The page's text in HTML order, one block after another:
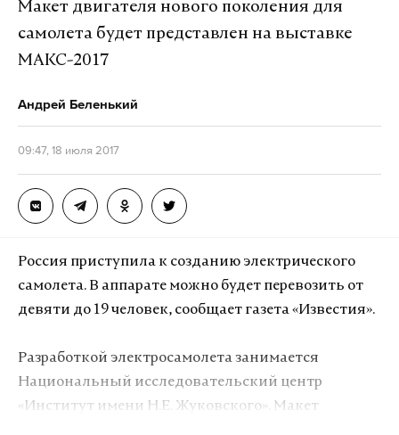
Макс Telegram
Макет двигателя нового поколения для
самолета будет представлен на выставке
МАКС-2017
Андрей Беленький
09:47, 18 июля 2017
Россия приступила к созданию электрического
самолета. В аппарате можно будет перевозить от
девяти до 19 человек, сообщает газета «Известия».
Разработкой электросамолета занимается
Национальный исследовательский центр
«Институт имени Н.Е. Жуковского». Макет